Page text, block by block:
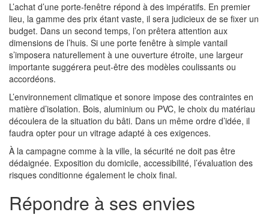
L’achat d’une porte-fenêtre répond à des impératifs. En premier
lieu, la gamme des prix étant vaste, il sera judicieux de se fixer un
budget. Dans un second temps, l’on prêtera attention aux
dimensions de l’huis. Si une porte fenêtre à simple vantail
s’imposera naturellement à une ouverture étroite, une largeur
importante suggérera peut-être des modèles coulissants ou
accordéons.
L’environnement climatique et sonore impose des contraintes en
matière d’isolation. Bois, aluminium ou PVC, le choix du matériau
découlera de la situation du bâti. Dans un même ordre d’idée, il
faudra opter pour un vitrage adapté à ces exigences.
À la campagne comme à la ville, la sécurité ne doit pas être
dédaignée. Exposition du domicile, accessibilité, l’évaluation des
risques conditionne également le choix final.
Répondre à ses envies